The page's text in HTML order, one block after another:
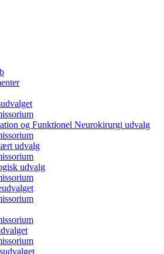
og Funktionel Neurokirurgi udvalg
udvalg
udvalg